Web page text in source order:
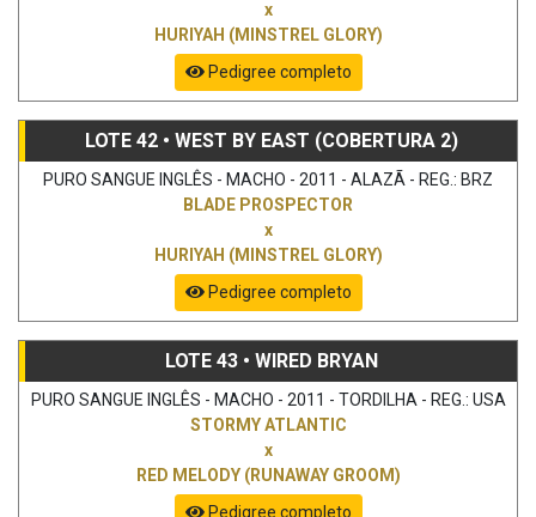
x
HURIYAH (MINSTREL GLORY)
Pedigree completo
LOTE 42 • WEST BY EAST (COBERTURA 2)
PURO SANGUE INGLÊS - MACHO - 2011 - ALAZÃ - REG.: BRZ
BLADE PROSPECTOR
x
HURIYAH (MINSTREL GLORY)
Pedigree completo
LOTE 43 • WIRED BRYAN
PURO SANGUE INGLÊS - MACHO - 2011 - TORDILHA - REG.: USA
STORMY ATLANTIC
x
RED MELODY (RUNAWAY GROOM)
Pedigree completo